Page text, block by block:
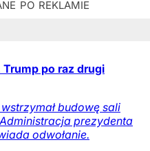
Trump po raz drugi
budowę sali
prezydenta
odwołanie.